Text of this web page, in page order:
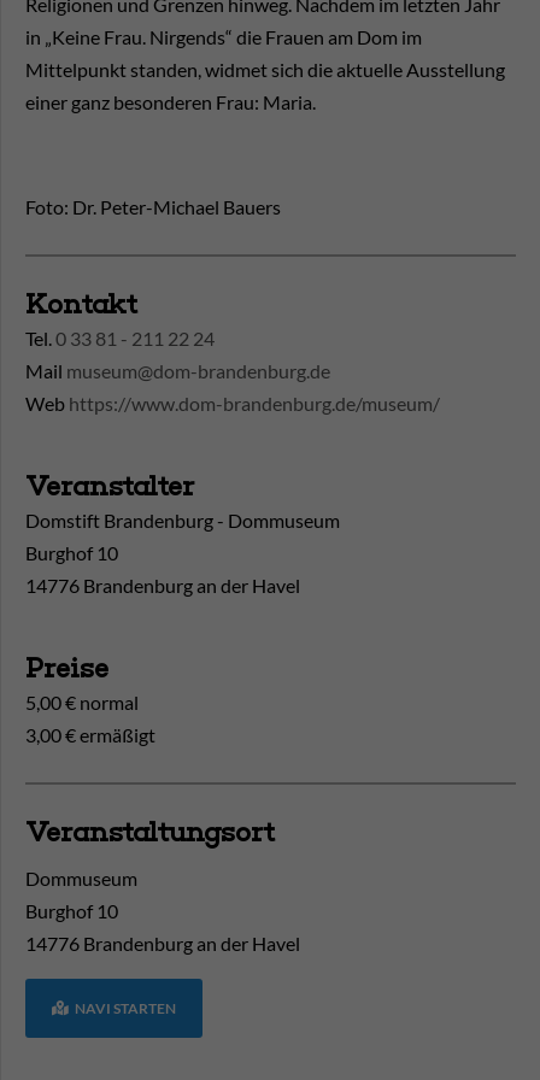
Religionen und Grenzen hinweg. Nachdem im letzten Jahr
in „Keine Frau. Nirgends“ die Frauen am Dom im
Mittelpunkt standen, widmet sich die aktuelle Ausstellung
einer ganz besonderen Frau: Maria.
Foto: Dr. Peter-Michael Bauers
Kontakt
Tel.0 33 81 - 211 22 24
Mail museum@dom-brandenburg.de
Web https://www.dom-brandenburg.de/museum/
Veranstalter
Domstift Brandenburg - Dommuseum
Burghof 10
14776 Brandenburg an der Havel
Preise
5,00 € normal
3,00 € ermäßigt
Veranstaltungsort
Dommuseum
Burghof 10
14776 Brandenburg an der Havel
NAVI STARTEN